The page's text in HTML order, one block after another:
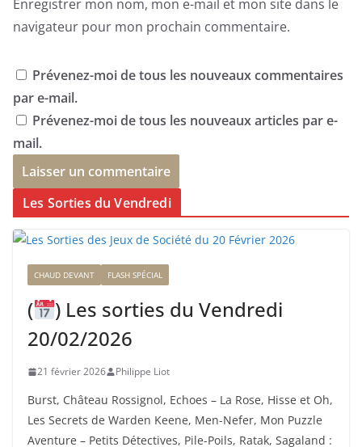
Enregistrer mon nom, mon e-mail et mon site dans le
navigateur pour mon prochain commentaire.
Prévenez-moi de tous les nouveaux commentaires
par e-mail.
Prévenez-moi de tous les nouveaux articles par e-
mail.
Les Sorties du Vendredi
CHAUD DEVANT FLASH SPÉCIAL
(
) Les sorties du Vendredi
20/02/2026
21 février 2026 Philippe Liot
Burst, Château Rossignol, Echoes – La Rose, Hisse et Oh,
Les Secrets de Warden Keene, Men-Nefer, Mon Puzzle
Aventure – Petits Détectives, Pile-Poils, Ratak, Sagaland :